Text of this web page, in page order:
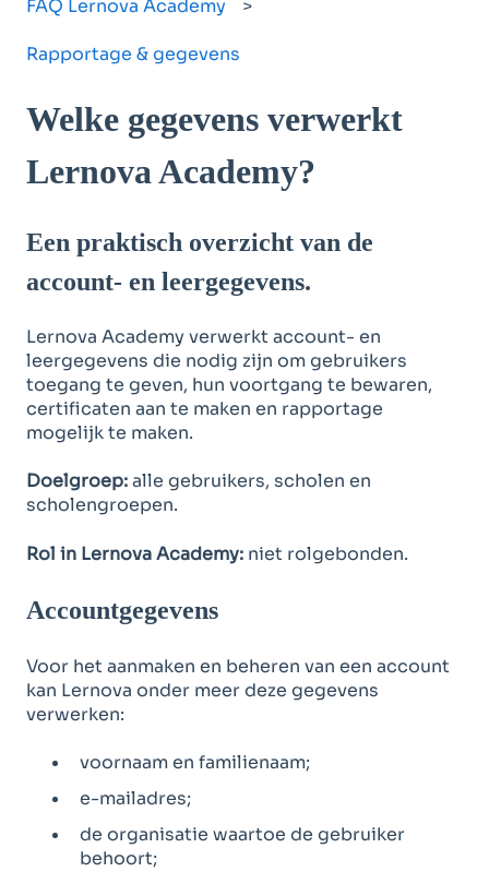
FAQ Lernova Academy
Rapportage & gegevens
Welke gegevens verwerkt
Lernova Academy?
Een praktisch overzicht van de
account- en leergegevens.
Lernova Academy verwerkt account- en
leergegevens die nodig zijn om gebruikers
toegang te geven, hun voortgang te bewaren,
certificaten aan te maken en rapportage
mogelijk te maken.
Doelgroep:alle gebruikers, scholen en
scholengroepen.
Rol in Lernova Academy: niet rolgebonden.
Accountgegevens
Voor het aanmaken en beheren van een account
kan Lernova onder meer deze gegevens
verwerken:
voornaam en familienaam;
e-mailadres;
de organisatie waartoe de gebruiker
behoort;